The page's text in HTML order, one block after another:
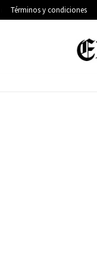
Términos y condiciones